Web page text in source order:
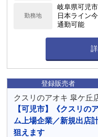
有給休暇／
休暇制度）
下部へ記載
勤務地
岐阜県可児市
日本ライン
通勤可能
登録販売者
クスリのアオキ 皐ケ丘
【可児市】《クスリの
ム上場企業／新規出店
狙えます